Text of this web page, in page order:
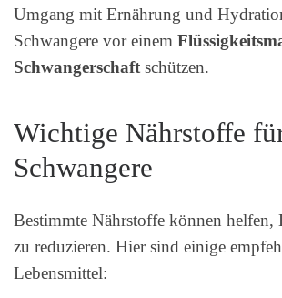
Umgang mit Ernährung und
Schwangere vor einem
Schwangerschaftschützen.
Wichtige Nährstoffe
Schwangere
Bestimmte Nährstoffe können helfen,
zu reduzieren. Hier sind einige
Lebensmittel: